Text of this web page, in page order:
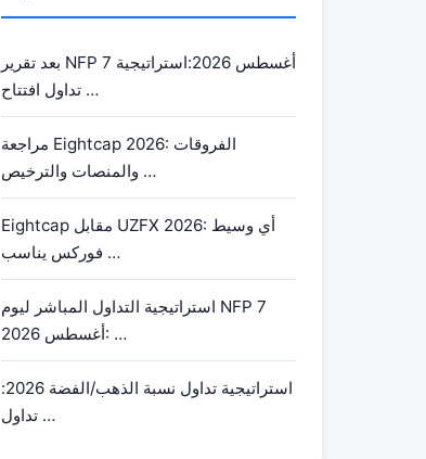
بعد تقرير NFP 7 أغسطس 2026:استراتيجية
تداول افتتاح …
مراجعة Eightcap 2026: الفروقات
والمنصات والترخيص …
Eightcap مقابل UZFX 2026: أي وسيط
فوركس يناسب …
استراتيجية التداول المباشر ليوم NFP 7
أغسطس 2026: …
استراتيجية تداول نسبة الذهب/الفضة 2026:
تداول …